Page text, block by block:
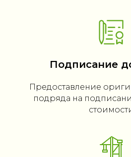
Подписание
Предоставление
подряда на